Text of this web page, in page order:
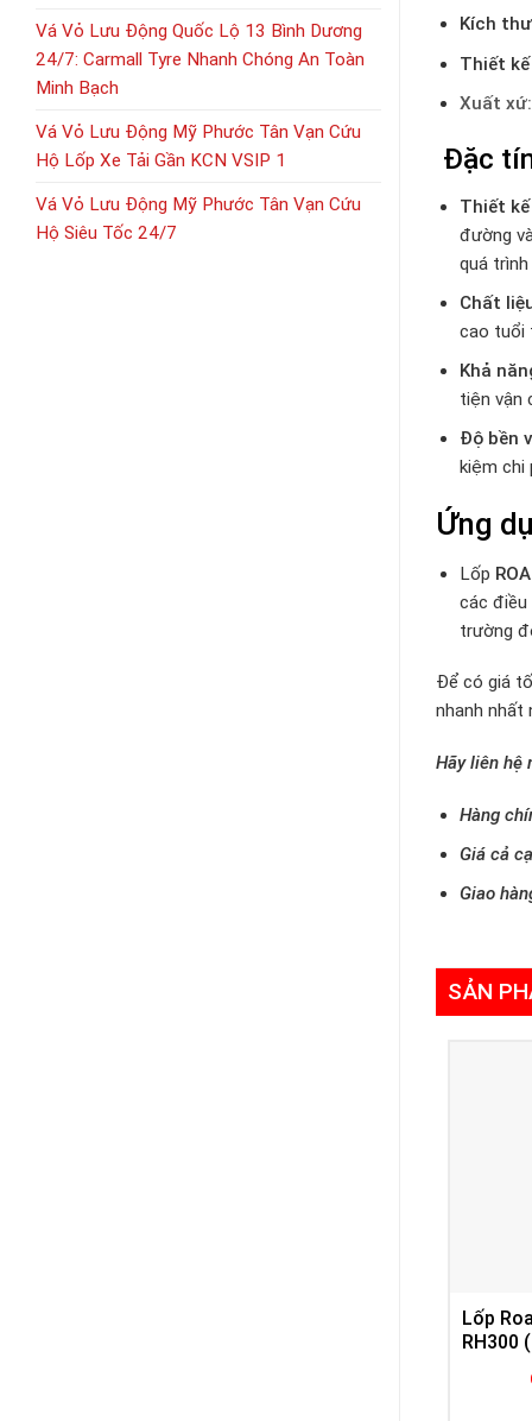
Vá Vỏ Lưu Động Quốc Lộ 13 Bình Dương
24/7: Carmall Tyre Nhanh Chóng An Toàn
Minh Bạch
Vá Vỏ Lưu Động Mỹ Phước Tân Vạn Cứu
Hộ Lốp Xe Tải Gần KCN VSIP 1
Vá Vỏ Lưu Động Mỹ Phước Tân Vạn Cứu
Hộ Siêu Tốc 24/7
Kích
Thiết
Xuất xứ:
Đặc
Thiết
đường
quá
Chất
cao tuổi
Khả
tiện vận
Độ bền
kiệm chi
Ứng
Lốp
các điều
trường
Để có giá
nhanh nhất
Hãy liên hệ
Hàng
Giá cả
Giao
SẢN
Lốp
RH300